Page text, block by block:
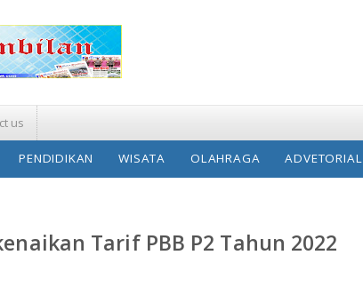
us
PENDIDIKAN WISATA OLAHRAGA ADVETORIAL
Tarif PBB P2 Tahun 2022